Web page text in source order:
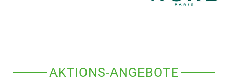
AKTIONS-ANGEBOTE